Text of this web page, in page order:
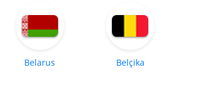
Belarus Belçika